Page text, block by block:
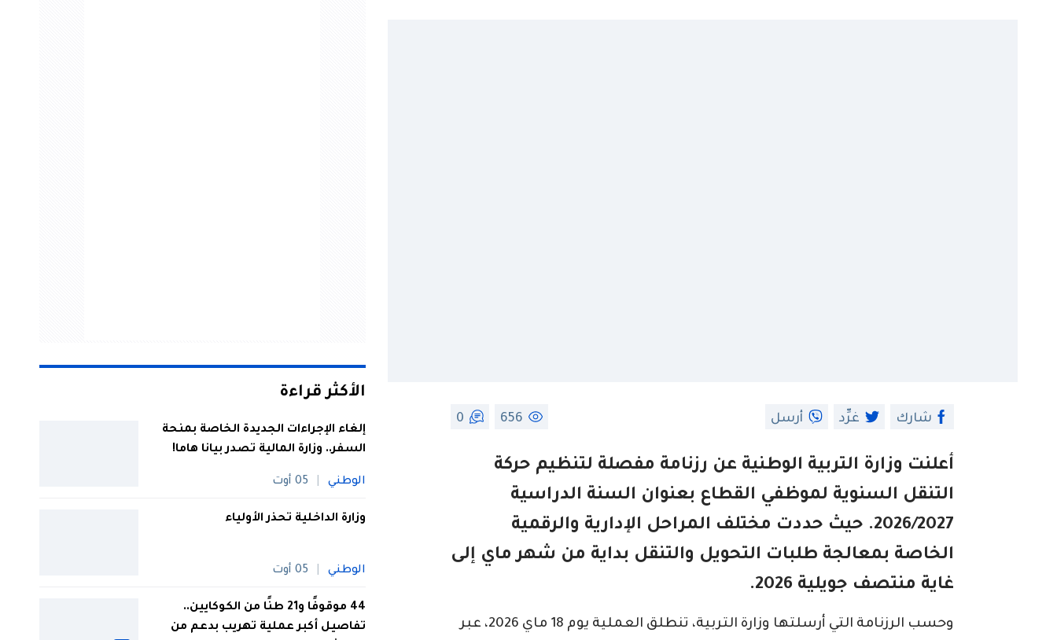
شارك غرِّد أرسل 656
0
أعلنت وزارة التربية الوطنية عن رزنامة مفصلة لتنظيم حركة
التنقل السنوية لموظفي القطاع بعنوان السنة الدراسية
2026/2027. حيث حددت مختلف المراحل الإدارية والرقمية
الخاصة بمعالجة طلبات التحويل والتنقل بداية من شهر ماي إلى
غاية منتصف جويلية 2026.
وحسب الرزنامة التي أرسلتها وزارة التربية، تنطلق العملية يوم 18 ماي 2026، عبر
الأكثر قراءة
إلغاء الإجراءات الجديدة الخاصة بمنحة
السفر.. وزارة المالية تصدر بيانا هاما!
الوطني 05 أوت
وزارة الداخلية تحذر الأولياء
الوطني 05 أوت
44 موقوفًا و21 طنًا من الكوكايين..
تفاصيل أكبر عملية تهريب بدعم من